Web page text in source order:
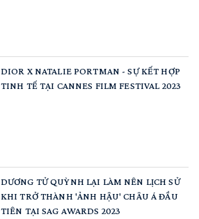
DIOR X NATALIE PORTMAN - SỰ KẾT HỢP
TINH TẾ TẠI CANNES FILM FESTIVAL 2023
DƯƠNG TỬ QUỲNH LẠI LÀM NÊN LỊCH SỬ
KHI TRỞ THÀNH 'ẢNH HẬU' CHÂU Á ĐẦU
TIÊN TẠI SAG AWARDS 2023